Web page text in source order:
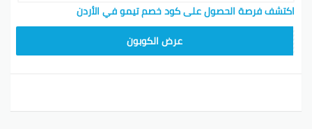
اكتشف فرصة الحصول على كود خصم تيمو في الأردن
عرض الكوبون